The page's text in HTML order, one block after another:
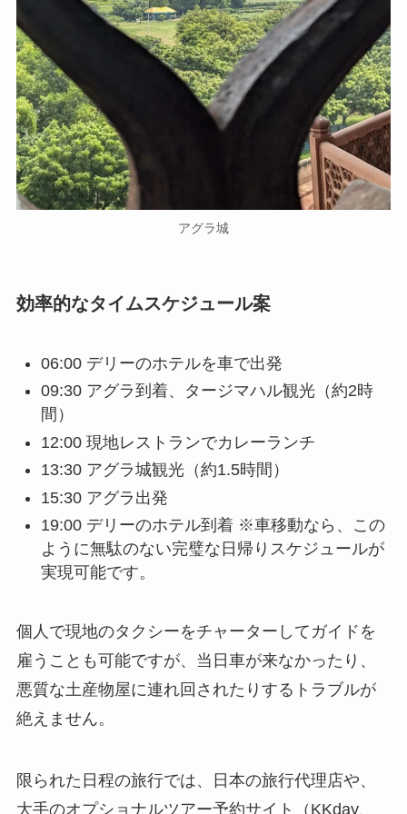
アグラ城
効率的なタイムスケジュール案
06:00 デリーのホテルを車で出発
09:30 アグラ到着、タージマハル観光（約2時
間）
12:00 現地レストランでカレーランチ
13:30 アグラ城観光（約1.5時間）
15:30 アグラ出発
19:00 デリーのホテル到着 ※車移動なら、この
ように無駄のない完璧な日帰りスケジュールが
実現可能です。
個人で現地のタクシーをチャーターしてガイドを
雇うことも可能ですが、当日車が来なかったり、
悪質な土産物屋に連れ回されたりするトラブルが
絶えません。
限られた日程の旅行では、日本の旅行代理店や、
大手のオプショナルツアー予約サイト（KKday、